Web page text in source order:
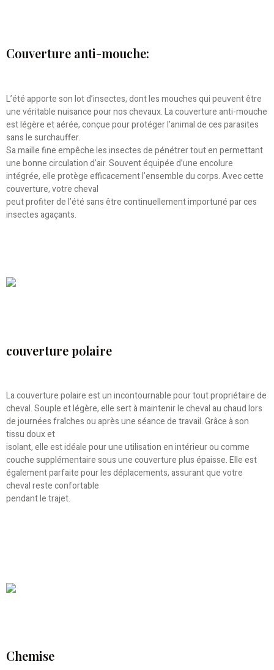
Couverture anti-mouche:
L’été apporte son lot d’insectes, dont les mouches qui peuvent être
une véritable nuisance pour nos chevaux. La couverture anti-mouche
est légère et aérée, conçue pour protéger l’animal de ces parasites
sans le surchauffer.
Sa maille fine empêche les insectes de pénétrer tout en permettant
une bonne circulation d’air. Souvent équipée d’une encolure
intégrée, elle protège efficacement l’ensemble du corps. Avec cette
couverture, votre cheval
peut profiter de l’été sans être continuellement importuné par ces
insectes agaçants.
couverture polaire
La couverture polaire est un incontournable pour tout propriétaire de
cheval. Souple et légère, elle sert à maintenir le cheval au chaud lors
de journées fraîches ou après une séance de travail. Grâce à son
tissu doux et
isolant, elle est idéale pour une utilisation en intérieur ou comme
couche supplémentaire sous une couverture plus épaisse. Elle est
également parfaite pour les déplacements, assurant que votre
cheval reste confortable
pendant le trajet.
Chemise